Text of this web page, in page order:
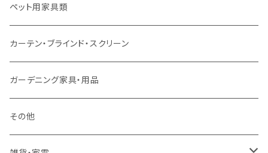
ソファ付属品
クッション・座椅子
ダブルサイズ（マットレス付）
ダブルサイズ以上（マットレス付）
ロフトベッド
二段ベッド
サイドテーブル・コーヒーテーブル
デスク
オフィスチェア・ゲーミングチェア
ダイニングベンチ・スツール
コタツ・布団セット
食器棚・収納庫
レンジ台・カウンター
ラック
TVボード
マット・フロアタイル
ラグ
カーペット
ペット用家具類
カーテン・ブラインド・スクリーン
ガーデニング家具・用品
その他